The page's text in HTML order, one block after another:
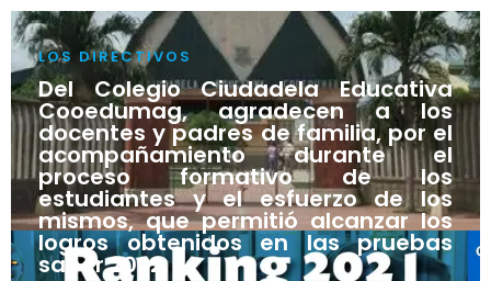
LOS DIRECTIVOS
Del Colegio Ciudadela Educativa
Cooedumag, agradecen a los
docentes y padres de familia, por el
acompañamiento durante el
proceso formativo de los
estudiantes y el esfuerzo de los
mismos, que permitió alcanzar los
logros obtenidos en las pruebas
saber 2022.